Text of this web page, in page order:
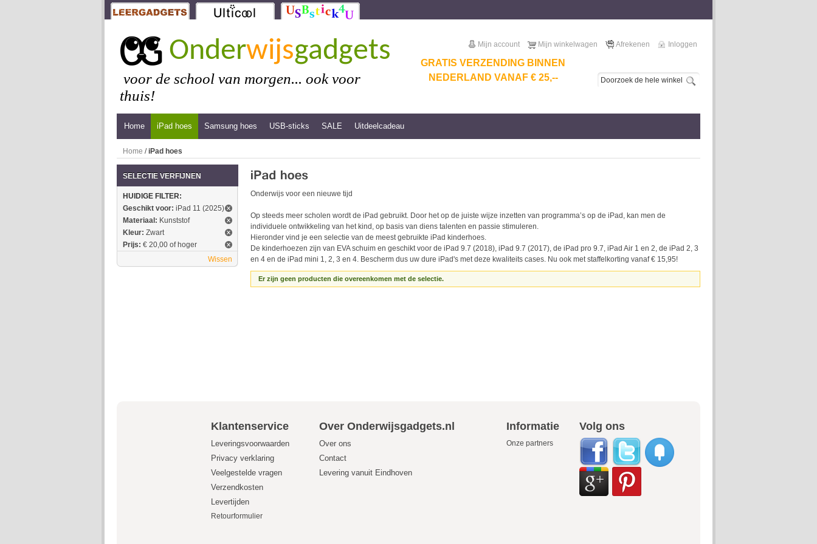
Onderwijsgadgets
voor de school van morgen... ook voor
thuis!
GRATIS VERZENDING BINNEN
NEDERLAND VANAF € 25,--
Mijn account Mijn winkelwagen Afrekenen Inloggen
Home iPad hoes Samsung hoes USB-sticks SALE Uitdeelcadeau
Home /iPad hoes
Onderwijs voor een nieuwe tijd
Op steeds meer scholen wordt de iPad gebruikt. Door het op de juiste wijze inzetten van programma’s op de iPad, kan men de
individuele ontwikkeling van het kind, op basis van diens talenten en passie stimuleren.
Hieronder vind je een selectie van de meest gebruikte iPad kinderhoes.
De kinderhoezen zijn van EVA schuim en geschikt voor de iPad 9.7 (2018), iPad 9.7 (2017), de iPad pro 9.7, iPad Air 1 en 2, de iPad 2, 3
en 4 en de iPad mini 1, 2, 3 en 4. Bescherm dus uw dure iPad's met deze kwaliteits cases. Nu ook met staffelkorting vanaf € 15,95!
Er zijn geen producten die overeenkomen met de selectie.
SELECTIE VERFIJNEN
HUIDIGE FILTER:
Geschikt voor: iPad 11 (2025)
Materiaal: Kunststof
Kleur: Zwart
Prijs: € 20,00 of hoger
Wissen
Klantenservice Over Onderwijsgadgets.nl Informatie Volg ons
Leveringsvoorwaarden Over ons Onze partners
Privacy verklaring
Contact
Veelgestelde vragen
Levering vanuit Eindhoven
Verzendkosten
Levertijden
Retourformulier